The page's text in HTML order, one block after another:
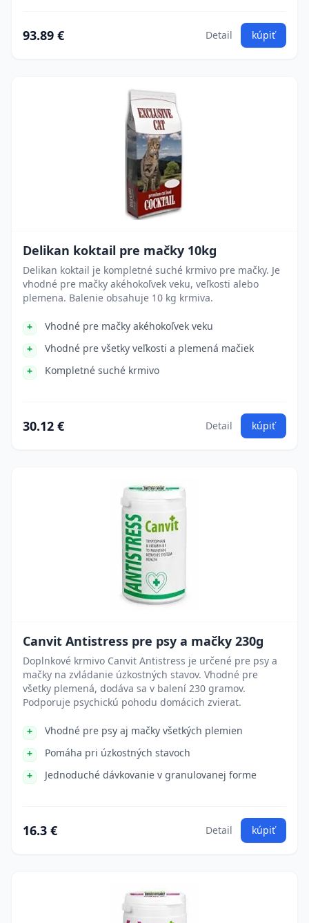
93.89 € Detail kúpiť
Delikan koktail pre mačky 10kg
Delikan koktail je kompletné suché krmivo pre mačky. Je
vhodné pre mačky akéhokoľvek veku, veľkosti alebo
plemena. Balenie obsahuje 10 kg krmiva.
Vhodné pre mačky akéhokoľvek veku
Vhodné pre všetky veľkosti a plemená mačiek
Kompletné suché krmivo
30.12 € Detail kúpiť
Canvit Antistress pre psy a mačky 230g
Doplnkové krmivo Canvit Antistress je určené pre psy a
mačky na zvládanie úzkostných stavov. Vhodné pre
všetky plemená, dodáva sa v balení 230 gramov.
Podporuje psychickú pohodu domácich zvierat.
Vhodné pre psy aj mačky všetkých plemien
Pomáha pri úzkostných stavoch
Jednoduché dávkovanie v granulovanej forme
16.3 € Detail kúpiť